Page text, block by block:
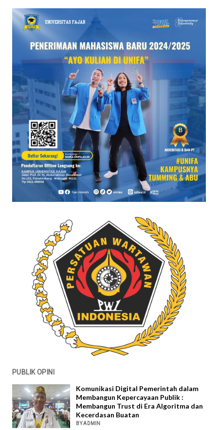
PUBLIK OPINI
Komunikasi Digital Pemerintah dalam
Membangun Kepercayaan Publik :
Membangun Trust di Era Algoritma dan
Kecerdasan Buatan
BY ADMIN